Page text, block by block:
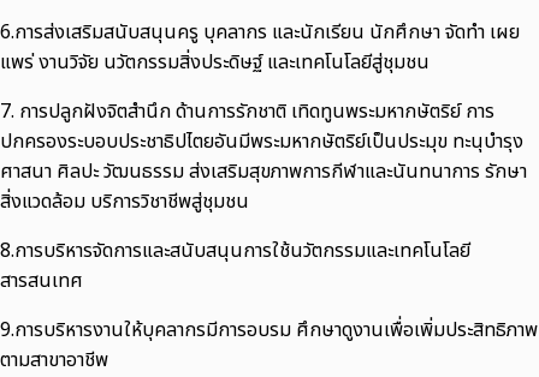
6.การส่งเสริมสนับสนุนครู บุคลากร และนักเรียน นักศึกษา จัดทำ เผย
แพร่ งานวิจัย นวัตกรรมสิ่งประดิษฐ์ และเทคโนโลยีสู่ชุมชน
7. การปลูกฝังจิตสำนึก ด้านการรักชาติ เทิดทูนพระมหากษัตริย์ การ
ปกครองระบอบประชาธิปไตยอันมีพระมหากษัตริย์เป็นประมุข ทะนุบำรุง
ศาสนา ศิลปะ วัฒนธรรม ส่งเสริมสุขภาพการกีฬาและนันทนาการ รักษา
สิ่งแวดล้อม บริการวิชาชีพสู่ชุมชน
8.การบริหารจัดการและสนับสนุนการใช้นวัตกรรมและเทคโนโลยี
สารสนเทศ
9.การบริหารงานให้บุคลากรมีการอบรม ศึกษาดูงานเพื่อเพิ่มประสิทธิภาพ
ตามสาขาอาชีพ